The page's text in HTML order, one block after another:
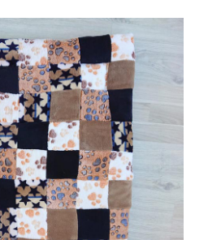
€ 59,95